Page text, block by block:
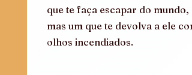
que te faça escapar do mundo,
mas um que te devolva a ele
olhos incendiados.